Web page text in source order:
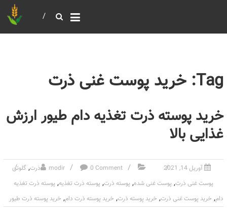
Tag: خرید پوست غنی ذرت
خرید پوسته ذرت تغذیه دام طیور ارزش
غذایی بالا
آوریل 14, 2021 modir 0 Comment ذرت, گلوتن
پوست غنی ذرت, پوست غنی شده, پوسته ذرت, پوسته ذرت تغذیه, پوسته ذرت تغذیه
دام, خرید پوست غنی ذرت, خرید پوسته ذرت, خرید پوسته ذرت دام, خرید پوسته ذرت طیور